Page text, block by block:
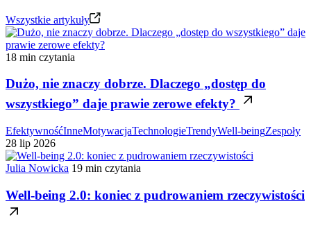
Wszystkie artykuły
18 min czytania
Dużo, nie znaczy dobrze. Dlaczego „dostęp do
wszystkiego” daje prawie zerowe efekty?
EfektywnośćInneMotywacjaTechnologieTrendyWell-beingZespoły
28 lip 2026
Julia Nowicka 19 min czytania
Well-being 2.0: koniec z pudrowaniem rzeczywistości